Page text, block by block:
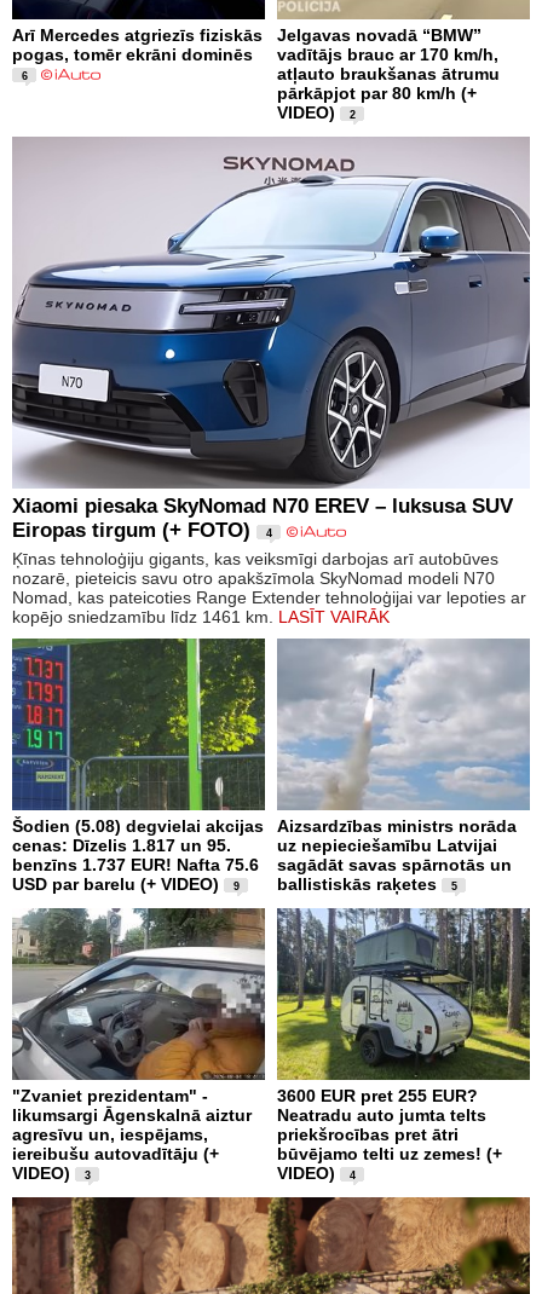
Arī Mercedes atgriezīs fiziskās
pogas, tomēr ekrāni dominēs
6
Jelgavas novadā “BMW”
vadītājs brauc ar 170 km/h,
atļauto braukšanas ātrumu
pārkāpjot par 80 km/h (+
VIDEO)
2
Xiaomi piesaka SkyNomad N70 EREV – luksusa SUV
Eiropas tirgum (+ FOTO)
4
Ķīnas tehnoloģiju gigants, kas veiksmīgi darbojas arī autobūves
nozarē, pieteicis savu otro apakšzīmola SkyNomad modeli N70
Nomad, kas pateicoties Range Extender tehnoloģijai var lepoties ar
kopējo sniedzamību līdz 1461 km. LASĪT VAIRĀK
Šodien (5.08) degvielai akcijas
cenas: Dīzelis 1.817 un 95.
benzīns 1.737 EUR! Nafta 75.6
USD par barelu (+ VIDEO)
9
Aizsardzības ministrs norāda
uz nepieciešamību Latvijai
sagādāt savas spārnotās un
ballistiskās raķetes
5
"Zvaniet prezidentam" -
likumsargi Āgenskalnā aiztur
agresīvu un, iespējams,
iereibušu autovadītāju (+
VIDEO)
3
3600 EUR pret 255 EUR?
Neatradu auto jumta telts
priekšrocības pret ātri
būvējamo telti uz zemes! (+
VIDEO)
4